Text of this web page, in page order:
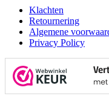
Klachten
Retournering
Algemene
Privacy Policy